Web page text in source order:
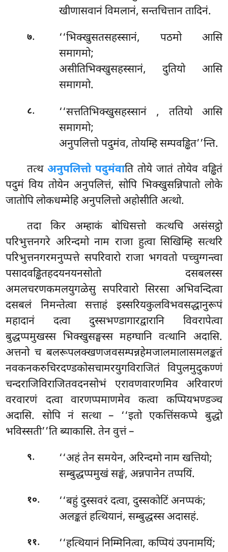
खीणासवानं विमलानं, सन्तचित्तान तादिनं.
७.
‘‘भिक्खुसतसहस्सानं, पठमो आसि
समागमो;
असीतिभिक्खुसहस्सानं, दुतियो आसि
समागमो.
८. ‘‘सत्ततिभिक्खुसहस्सानं , ततियो आसि
समागमो;
अनुपलित्तो पदुमंव, तोयम्हि सम्पवड्ढित’’न्ति.
तत्थ अनुपलित्तो पदुमंवाति तोये जातं तोयेव वड्ढितं
पदुमं विय तोयेन अनुपलित्तं, सोपि भिक्खुसन्निपातो लोके
जातोपि लोकधम्मेहि अनुपलित्तो अहोसीति अत्थो.
तदा किर अम्हाकं बोधिसत्तो कत्थचि असंसट्ठो
परिभुत्तनगरे अरिन्दमो नाम राजा हुत्वा सिखिम्हि सत्थरि
परिभुत्तनगरमनुप्पत्ते सपरिवारो राजा भगवतो पच्चुग्गन्त्वा
पसादवड्ढितहदयनयनसोतो दसबलस्स
अमलचरणकमलयुगळेसु सपरिवारो सिरसा अभिवन्दित्वा
दसबलं निमन्तेत्वा सत्ताहं इस्सरियकुलविभवसद्धानुरूपं
महादानं दत्वा दुस्सभण्डागारद्वारानि विवरापेत्वा
बुद्धप्पमुखस्स भिक्खुसङ्घस्स महग्घानि वत्थानि अदासि.
अत्तनो च बलरूपलक्खणजवसम्पन्नहेमजालमालासमलङ्कतं
नवकनकरुचिरदण्डकोसचामरयुगविराजितं विपुलमुदुकण्णं
चन्दराजिविराजितवदनसोभं एरावणवारणमिव अरिवारणं
वरवारणं दत्वा वारणप्पमाणमेवकत्वा कप्पियभण्डञ्च
अदासि. सोपि नं सत्था – ‘‘इतो एकत्तिंसकप्पे बुद्धो
भविस्सती’’ति ब्याकासि. तेन वुत्तं –
९.
‘‘अहं तेन समयेन, अरिन्दमो नाम खत्तियो;
सम्बुद्धप्पमुखं सङ्घं, अन्नपानेन तप्पयिं.
१०.
‘‘बहुं दुस्सवरं दत्वा, दुस्सकोटिं अनप्पकं;
अलङ्कतं हत्थियानं, सम्बुद्धस्स अदासहं.
११.
‘‘हत्थियानं निम्मिनित्वा, कप्पियं उपनामयिं;